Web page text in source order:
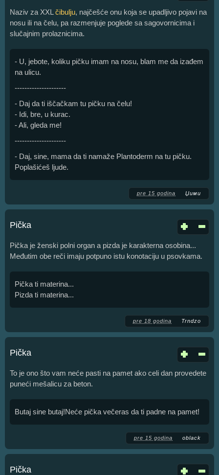
Naziv za XXL čibulju, najčešće onu koja se upadljivo pojavi na
nosu ili na čelu, pa razmenjuje poglede sa sagovornicima i
slučajnim prolaznicima.
- U, jebote, koliku pičku imam na nosu, blam me da izađem
na ulicu.
---------------------
- Daj da ti iščačkam tu pičku na čelu!
- Idi, bre, u kurac.
- Ali, gleda me!
---------------------
- Daj, sine, mama da ti namaže Plantoderm na tu pičku.
Poplašićeš ljude.
pre 15 godina Џими
Pička
Pička je ženski polni organ a pizda je karakterna osobina...
Međutim obe reči imaju potpuno istu konotaciju u psovkama.
Pička ti materina...
Pizda ti materina...
pre 18 godina Trndzo
Pička
To je ono što vam neće pasti na pamet ako celi dan provedete
puneći mešalicu za beton.
Butaj sine butaj!Neće pička večeras da ti padne na pamet!
pre 15 godina oblack
Pička